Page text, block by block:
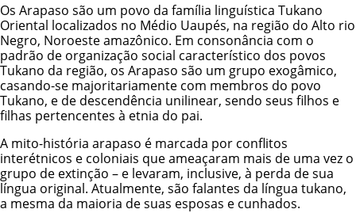
Os Arapaso são um povo da família linguística Tukano
Oriental localizados no Médio Uaupés, na região do Alto rio
Negro, Noroeste amazônico. Em consonância com o
padrão de organização social característico dos povos
Tukano da região, os Arapaso são um grupo exogâmico,
casando-se majoritariamente com membros do povo
Tukano, e de descendência unilinear, sendo seus filhos e
filhas pertencentes à etnia do pai.
A mito-história arapaso é marcada por conflitos
interétnicos e coloniais que ameaçaram mais de uma vez o
grupo de extinção – e levaram, inclusive, à perda de sua
língua original. Atualmente, são falantes da língua tukano,
a mesma da maioria de suas esposas e cunhados.